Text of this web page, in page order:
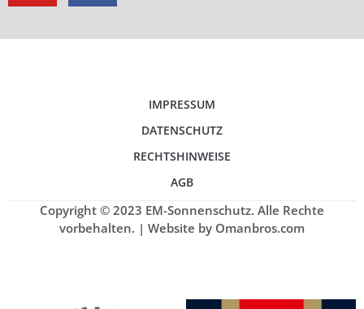
IMPRESSUM
DATENSCHUTZ
RECHTSHINWEISE
AGB
Copyright © 2023 EM-Sonnenschutz. Alle Rechte
vorbehalten. | Website by Omanbros.com